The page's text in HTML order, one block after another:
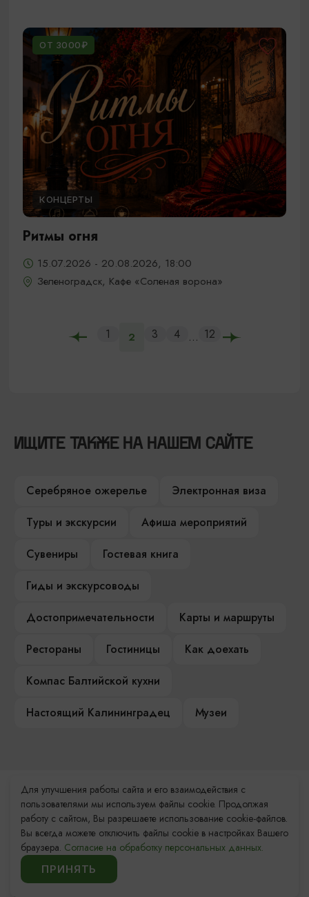
ОТ 3000₽
КОНЦЕРТЫ
Ритмы огня
15.07.2026 - 20.08.2026, 18:00
Зеленоградск, Кафе «Соленая ворона»
1 2 3 4 ... 12
ИЩИТЕ ТАКЖЕ НА НАШЕМ САЙТЕ
Серебряное ожерелье
Электронная виза
Туры и экскурсии
Афиша мероприятий
Сувениры
Гостевая книга
Гиды и экскурсоводы
Достопримечательности
Карты и маршруты
Рестораны
Гостиницы
Как доехать
Компас Балтийской кухни
Настоящий Калининградец
Музеи
Контакты Туристского
информационного центра
+7 (4012) 555-200
8 (800) 200-55-39
Для улучшения работы сайта и его взаимодействия с
пользователями мы используем файлы cookie. Продолжая
работу с сайтом, Вы разрешаете использование cookie-файлов.
Вы всегда можете отключить файлы cookie в настройках Вашего
браузера. Согласие на обработку персональных данных.
ПРИНЯТЬ